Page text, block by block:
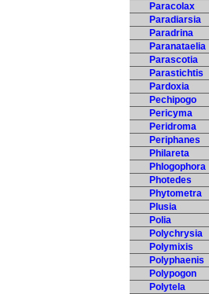
Paracolax
Paradiarsia
Paradrina
Paranataelia
Parascotia
Parastichtis
Pardoxia
Pechipogo
Pericyma
Peridroma
Periphanes
Philareta
Phlogophora
Photedes
Phytometra
Plusia
Polia
Polychrysia
Polymixis
Polyphaenis
Polypogon
Polytela